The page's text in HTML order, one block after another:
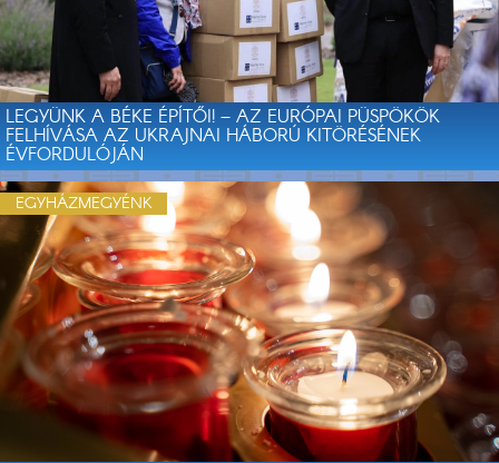
LEGYÜNK A BÉKE ÉPÍTŐI! – AZ EURÓPAI PÜSPÖKÖK
FELHÍVÁSA AZ UKRAJNAI HÁBORÚ KITÖRÉSÉNEK
ÉVFORDULÓJÁN
EGYHÁZMEGYÉNK